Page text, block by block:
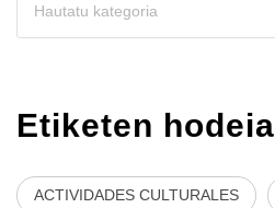
Etiketen hodeia
ACTIVIDADES CULTURALES